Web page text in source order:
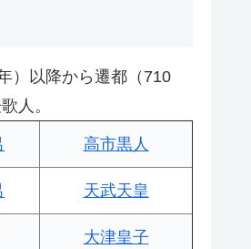
）以降から遷都（710
人。
高市黒人
天武天皇
大津皇子